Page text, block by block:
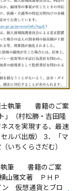
士執筆 書籍のご案
」（村松勝・吉田隆
スを実現する、最速
ルバ出版） 3．「マ
いちくらさだむ）
執筆 書籍のご案
山雅文著 ＰＨＰ
ン 仮想通貨とブロ